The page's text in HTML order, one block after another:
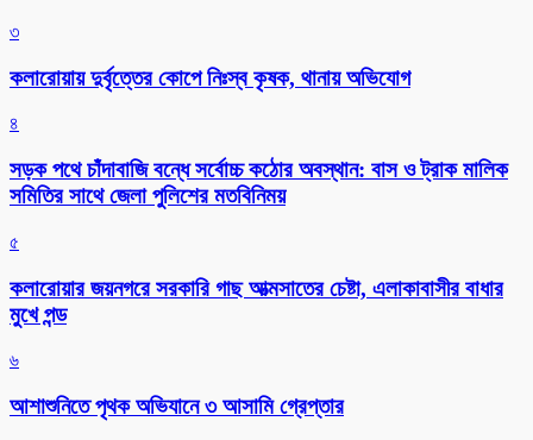
৩
কলারোয়ায় দুর্বৃত্তের কোপে নিঃস্ব কৃষক, থানায় অভিযোগ
৪
সড়ক পথে চাঁদাবাজি বন্ধে সর্বোচ্চ কঠোর অবস্থান: বাস ও ট্রাক মালিক
সমিতির সাথে জেলা পুলিশের মতবিনিময়
৫
কলারোয়ার জয়নগরে সরকারি গাছ আত্মসাতের চেষ্টা, এলাকাবাসীর বাধার
মুখে পন্ড
৬
আশাশুনিতে পৃথক অভিযানে ৩ আসামি গ্রেপ্তার